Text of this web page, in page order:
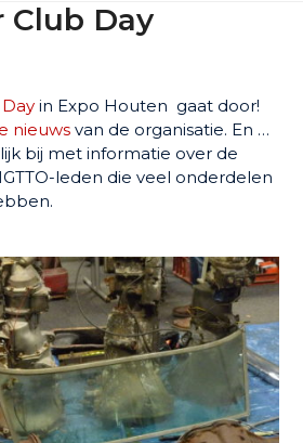
Club Day
in Expo Houten gaat door!
nieuws van de organisatie. En …
bij met informatie over de
leden die veel onderdelen